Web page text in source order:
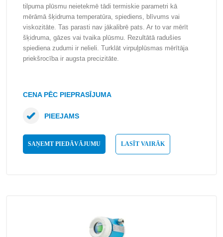
tilpuma plūsmu neietekmē tādi termiskie parametri kā
mērāmā šķidruma temperatūra, spiediens, blīvums vai
viskozitāte. Tas parasti nav jākalibrē pats. Ar to var mērīt
šķidruma, gāzes vai tvaika plūsmu. Rezultātā radušies
spiediena zudumi ir nelieli. Turklāt virpuļplūsmas mērītāja
priekšrocība ir augsta precizitāte.
CENA PĒC PIEPRASĪJUMA
SAŅEMT PIEDĀVĀJUMU LASĪT VAIRĀK
PIEEJAMS